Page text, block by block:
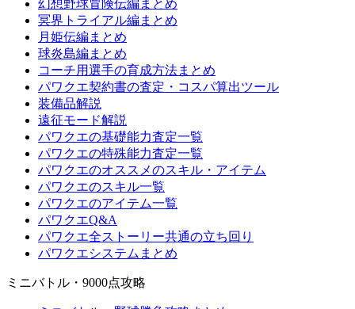
幻想野球冒険伝編まとめ
冥界トライアル編まとめ
月姫伝編まとめ
球炎島編まとめ
コーチ用選手の育成方法まとめ
パワクエ契約書の査定・コスパ算出ツール
装備品解説
遠征モード解説
パワクエの基礎能力査定一覧
パワクエの特殊能力査定一覧
パワクエのオススメのスキル・アイテム
パワクエのスキル一覧
パワクエのアイテム一覧
パワクエQ&A
パワクエ全ストーリー共通の立ち回り
パワクエシステムまとめ
ミニバトル・9000点攻略